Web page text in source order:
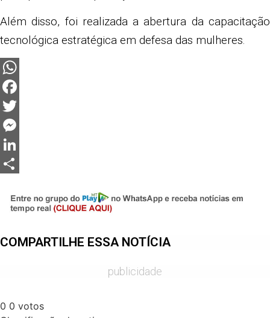
Além disso, foi realizada a abertura da capacitação
tecnológica estratégica em defesa das mulheres.
WhatsApp
Facebook
Twitter
Messenger
LinkedIn
COMPARTILHE ESSA NOTÍCIA
publicidade
0 0 votos